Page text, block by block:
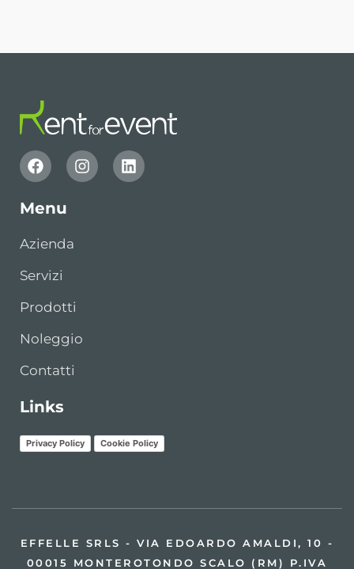
Menu
Azienda
Servizi
Prodotti
Noleggio
Contatti
Links
Privacy Policy Cookie Policy
EFFELLE SRLS - VIA EDOARDO AMALDI, 10 -
00015 MONTEROTONDO SCALO (RM) P.IVA